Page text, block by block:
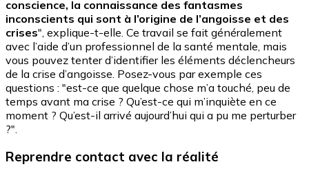
conscience, la connaissance des fantasmes
inconscients qui sont à l’origine de l’angoisse et des
crises", explique-t-elle. Ce travail se fait généralement
avec l’aide d’un professionnel de la santé mentale, mais
vous pouvez tenter d’identifier les éléments déclencheurs
de la crise d’angoisse. Posez-vous par exemple ces
questions : "est-ce que quelque chose m’a touché, peu de
temps avant ma crise ? Qu’est-ce qui m’inquiète en ce
moment ? Qu’est-il arrivé aujourd’hui qui a pu me perturber
?".
Reprendre contact avec la réalité